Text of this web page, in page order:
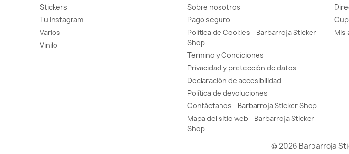
Stickers
Tu Instagram
Varios
Vinilo
Sobre nosotros
Pago seguro
Política de Cookies - Barbarroja Sticker
Shop
Termino y Condiciones
Privacidad y protección de datos
Declaración de accesibilidad
Política de devoluciones
Contáctanos - Barbarroja Sticker Shop
Mapa del sitio web - Barbarroja Sticker
Shop
Mis
© 2026 Barbarroja